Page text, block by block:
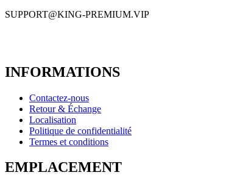
SUPPORT@KING-PREMIUM.VIP
INFORMATIONS
Contactez-nous
Retour & Échange
Localisation
Politique de confidentialité
Termes et conditions
EMPLACEMENT